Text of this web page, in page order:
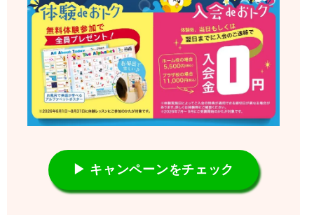
▶ キャンペーンをチェック